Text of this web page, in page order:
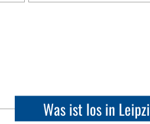
Was ist los in